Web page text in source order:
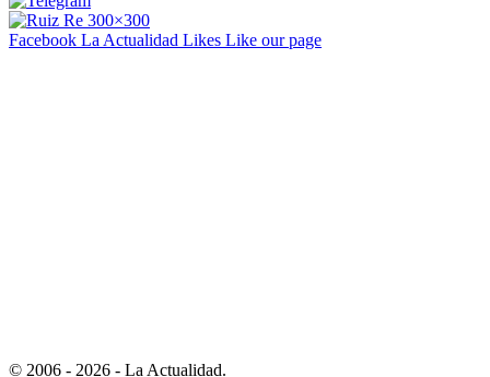
Facebook La Actualidad Likes Like our page
© 2006 - 2026 - La Actualidad.